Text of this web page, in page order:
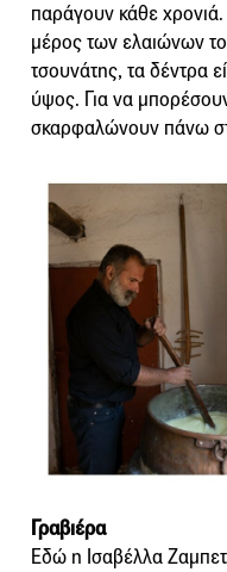
παράγουν κάθε
μέρος των ελαιώνων
τσουνάτης, τα δέντρα
ύψος. Για να
σκαρφαλώνουν πάνω
Γραβιέρα
Εδώ η Ισαβέλλα